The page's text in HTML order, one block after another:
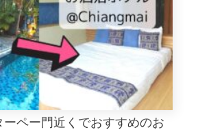
ーペー門近くでおすすめのお